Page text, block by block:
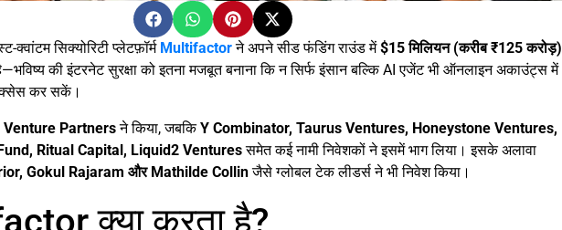
सिक्योरिटी प्लेटफ़ॉर्म Multifactorने अपने सीड फंडिंग राउंड में$15 मिलियन (करीब ₹125 करोड़)
की इंटरनेट सुरक्षा को इतना मजबूत बनाना कि न सिर्फ इंसान बल्कि AI एजेंट भी ऑनलाइन अकाउंट्स में
कर सकें।
Venture Partnersने किया, जबकिY Combinator, Taurus Ventures, Honeystone Ventures,
Ritual Capital, Liquid2 Venturesसमेत कई नामी निवेशकों ने इसमें भाग लिया। इसके अलावा
Gokul Rajaram और Mathilde Collinजैसे ग्लोबल टेक लीडर्स ने भी निवेश किया।
क्या करता है?